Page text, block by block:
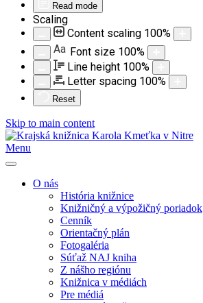
Read mode
Scaling
Content scaling 100%
Aa Font size 100%
Line height 100%
Letter spacing 100%
Reset
Skip to main content
Menu
O nás
História knižnice
Knižničný a výpožičný poriadok
Cenník
Orientačný plán
Fotogaléria
Súťaž NAJ kniha
Z nášho regiónu
Knižnica v médiách
Pre médiá